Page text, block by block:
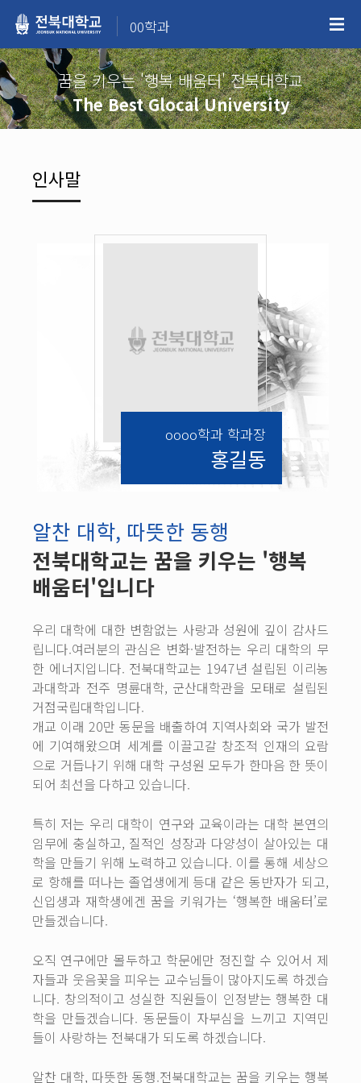
00학과
꿈을 키우는 '행복 배움터' 전북대학교
The Best Glocal University
인사말
oooo학과 학과장
홍길동
알찬 대학, 따뜻한 동행
전북대학교는 꿈을 키우는 '행복
배움터'입니다
우리 대학에 대한 변함없는 사랑과 성원에 깊이 감사드
립니다.여러분의 관심은 변화·발전하는 우리 대학의 무
한 에너지입니다. 전북대학교는 1947년 설립된 이리농
과대학과 전주 명륜대학, 군산대학관을 모태로 설립된
거점국립대학입니다.
개교 이래 20만 동문을 배출하여 지역사회와 국가 발전
에 기여해왔으며 세계를 이끌고갈 창조적 인재의 요람
으로 거듭나기 위해 대학 구성원 모두가 한마음 한 뜻이
되어 최선을 다하고 있습니다.
특히 저는 우리 대학이 연구와 교육이라는 대학 본연의
임무에 충실하고, 질적인 성장과 다양성이 살아있는 대
학을 만들기 위해 노력하고 있습니다. 이를 통해 세상으
로 항해를 떠나는 졸업생에게 등대 같은 동반자가 되고,
신입생과 재학생에겐 꿈을 키워가는 ‘행복한 배움터’로
만들겠습니다.
오직 연구에만 몰두하고 학문에만 정진할 수 있어서 제
자들과 웃음꽃을 피우는 교수님들이 많아지도록 하겠습
니다. 창의적이고 성실한 직원들이 인정받는 행복한 대
학을 만들겠습니다. 동문들이 자부심을 느끼고 지역민
들이 사랑하는 전북대가 되도록 하겠습니다.
알찬 대학, 따뜻한 동행.전북대학교는 꿈을 키우는 행복